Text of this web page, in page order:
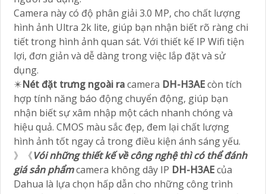
Camera này có độ phân giải 3.0 MP, cho chất lượng
hình ảnh Ultra 2k lite, giúp bạn nhận biết rõ ràng chi
tiết trong hình ảnh quan sát. Với thiết kế IP Wifi tiện
lợi, đơn giản và dễ dàng trong việc lắp đặt và sử
dụng.
✴️Nét đặt trưng ngoài racamera DH-H3AEcòn tích
hợp tính năng báo động chuyển động, giúp bạn
nhận biết sự xâm nhập một cách nhanh chóng và
hiệu quả. CMOS màu sắc đẹp, đem lại chất lượng
hình ảnh tốt ngay cả trong điều kiện ánh sáng yếu.
》《Vói những thiết kế về công nghệ thì có thể đánh
giá sản phẩmcamera không dây IP DH-H3AEcủa
Dahua là lựa chọn hấp dẫn cho những công trình